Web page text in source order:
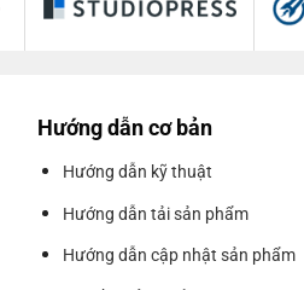
Hướng dẫn cơ bản
Hướng dẫn kỹ thuật
Hướng dẫn tải sản phẩm
Hướng dẫn cập nhật sản phẩm